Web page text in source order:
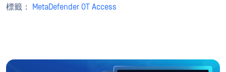
標籤： MetaDefender OT Access